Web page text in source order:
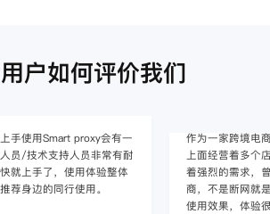
户如何评价我们
手使用Smart proxy会有一
员/技术支持人员非常有耐
就上手了，使用体验整体
荐身边的同行使用。
作为一家跨境电
上面经营着多个
着强烈的需求，
商，不是断网就
使用效果，体验